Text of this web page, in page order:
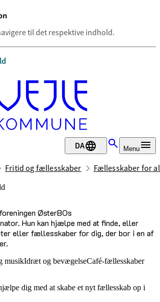
til det respektive indhold.
DA Menu
Fritid og fællesskaber Fællesskaber for
ØsterBOs
Hun kan hjælpe med at finde, eller
eller fællesskaber for dig, der bor i en af
2026
musikIdræt og bevægelseCafé-fællesskaber
dig med at skabe et nyt fællesskab op i